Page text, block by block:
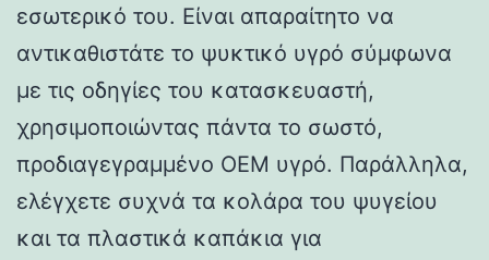
εσωτερικό του. Είναι απαραίτητο να
αντικαθιστάτε το ψυκτικό υγρό σύμφωνα
με τις οδηγίες του κατασκευαστή,
χρησιμοποιώντας πάντα το σωστό,
προδιαγεγραμμένο OEM υγρό. Παράλληλα,
ελέγχετε συχνά τα κολάρα του ψυγείου
και τα πλαστικά καπάκια για